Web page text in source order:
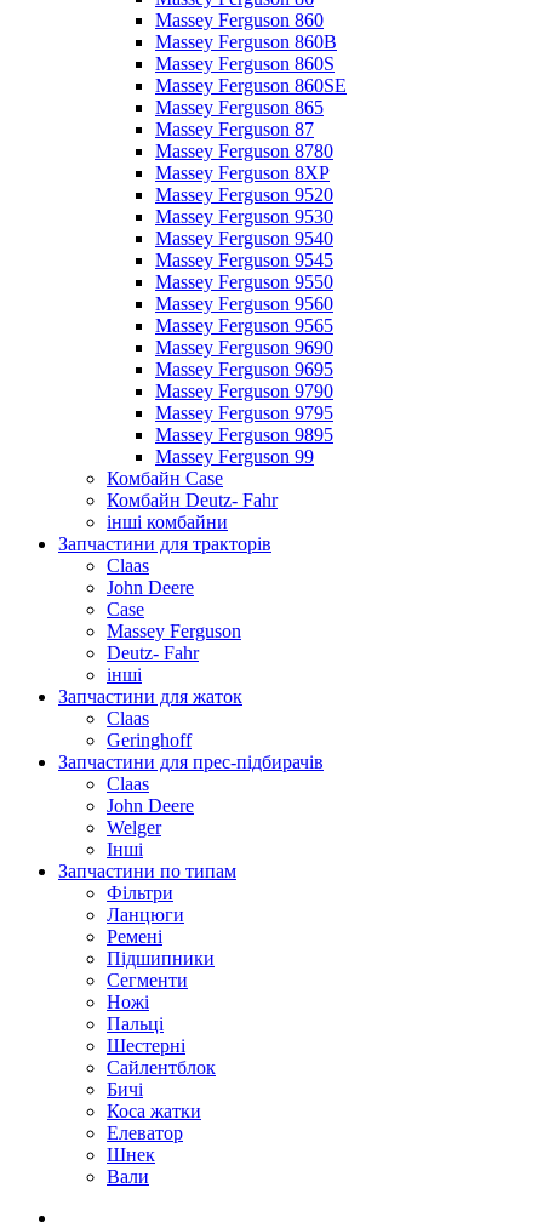
Massey Ferguson 860
Massey Ferguson 860B
Massey Ferguson 860S
Massey Ferguson 860SE
Massey Ferguson 865
Massey Ferguson 87
Massey Ferguson 8780
Massey Ferguson 8XP
Massey Ferguson 9520
Massey Ferguson 9530
Massey Ferguson 9540
Massey Ferguson 9545
Massey Ferguson 9550
Massey Ferguson 9560
Massey Ferguson 9565
Massey Ferguson 9690
Massey Ferguson 9695
Massey Ferguson 9790
Massey Ferguson 9795
Massey Ferguson 9895
Massey Ferguson 99
Комбайн Case
Комбайн Deutz- Fahr
інші комбайни
Запчастини для тракторів
Claas
John Deere
Case
Massey Ferguson
Deutz- Fahr
інші
Запчастини для жаток
Claas
Geringhoff
Запчастини для прес-підбирачів
Claas
John Deere
Welger
Інші
Запчастини по типам
Фільтри
Ланцюги
Ремені
Підшипники
Сегменти
Ножі
Пальці
Шестерні
Сайлентблок
Бичі
Коса жатки
Елеватор
Шнек
Вали